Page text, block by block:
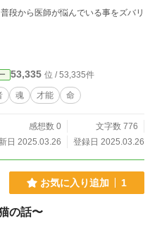
段から医師が悩んでいる事をズバリ
53,335 位 / 53,335件
魂 才能 命
感想数 0
文字数 776
日 2025.03.26
登録日 2025.03.26
お気に入り追加 1
の話〜